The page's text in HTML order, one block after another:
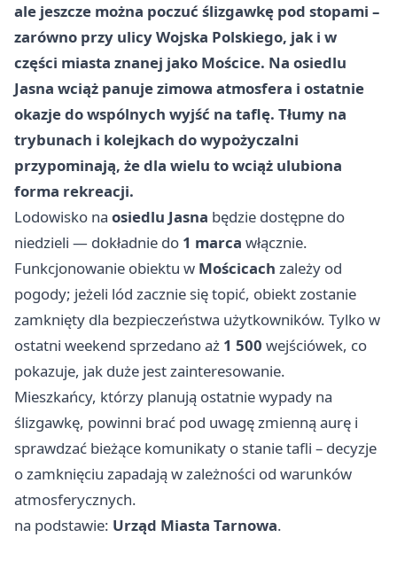
ale jeszcze można poczuć ślizgawkę pod stopami –
zarówno przy ulicy Wojska Polskiego, jak i w
części miasta znanej jako Mościce. Na osiedlu
Jasna wciąż panuje zimowa atmosfera i ostatnie
okazje do wspólnych wyjść na taflę. Tłumy na
trybunach i kolejkach do wypożyczalni
przypominają, że dla wielu to wciąż ulubiona
forma rekreacji.
Lodowisko na osiedlu Jasna będzie dostępne do
niedzieli — dokładnie do 1 marca włącznie.
Funkcjonowanie obiektu w Mościcach zależy od
pogody; jeżeli lód zacznie się topić, obiekt zostanie
zamknięty dla bezpieczeństwa użytkowników. Tylko w
ostatni weekend sprzedano aż 1 500 wejściówek, co
pokazuje, jak duże jest zainteresowanie.
Mieszkańcy, którzy planują ostatnie wypady na
ślizgawkę, powinni brać pod uwagę zmienną aurę i
sprawdzać bieżące komunikaty o stanie tafli – decyzje
o zamknięciu zapadają w zależności od warunków
atmosferycznych.
na podstawie: Urząd Miasta Tarnowa.